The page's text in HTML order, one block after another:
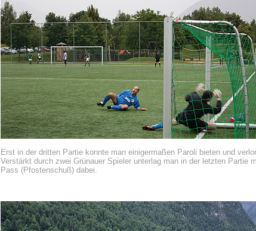
Erst in der dritten Partie konnte man einigermaßen Paroli bieten und
Verstärkt durch zwei Grünauer Spieler unterlag man in der letzten Partie
Pass (Pfostenschuß) dabei.